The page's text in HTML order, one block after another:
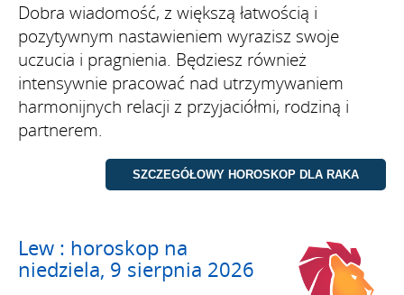
Dobra wiadomość, z większą łatwością i
pozytywnym nastawieniem wyrazisz swoje
uczucia i pragnienia. Będziesz również
intensywnie pracować nad utrzymywaniem
harmonijnych relacji z przyjaciółmi, rodziną i
partnerem.
Lew : horoskop na
niedziela, 9 sierpnia 2026